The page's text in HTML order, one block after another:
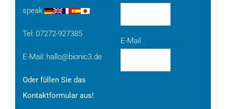
speak
Tel: 07272-927385
E-Mail: hallo@bionic3.de
Oder füllen Sie das
Kontaktformular aus!
E-Mail